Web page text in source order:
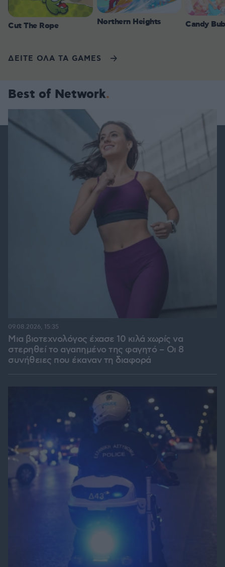
Cut The Rope Northern Heights Candy
ΔΕΙΤΕ ΟΛΑ ΤΑ GAMES
Best of Network
Μια βιοτεχνολόγος έχασε 10 κιλά χωρίς να
στερηθεί το αγαπημένο της φαγητό – Οι 8
συνήθειες που έκαναν τη διαφορά
09.08.2026, 15:35